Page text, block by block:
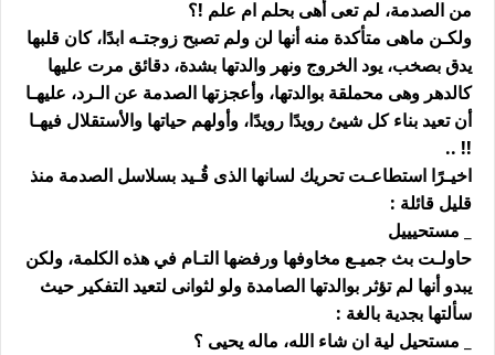
من الصدمة، لم تعى أهى بحلم ام علم !؟
ولكـن ماهى متأكدة منه أنها لن ولم تصبح زوجتـه ابدًا، كان قلبها
يدق بصخب، يود الخروج ونهر والدتها بشدة، دقائق مرت عليها
كالدهر وهى محملقة بوالدتها، وأعجزتها الصدمة عن الـرد، عليهـا
أن تعيد بناء كل شيئ رويدًا رويدًا، وأولهم حياتها والأستقلال فيهـا
!! ..
اخيـرًا استطاعـت تحريك لسانها الذى قُـيد بسلاسل الصدمة منذ
قليل قائلة :
_ مستحيييل
حاولـت بث جميـع مخاوفها ورفضها التـام في هذه الكلمة، ولكن
يبدو أنها لم تؤثر بوالدتها الصامدة ولو لثوانى لتعيد التفكير حيث
سألتها بجدية بالغة :
_ مستحيل لية ان شاء الله، ماله يحيى ؟